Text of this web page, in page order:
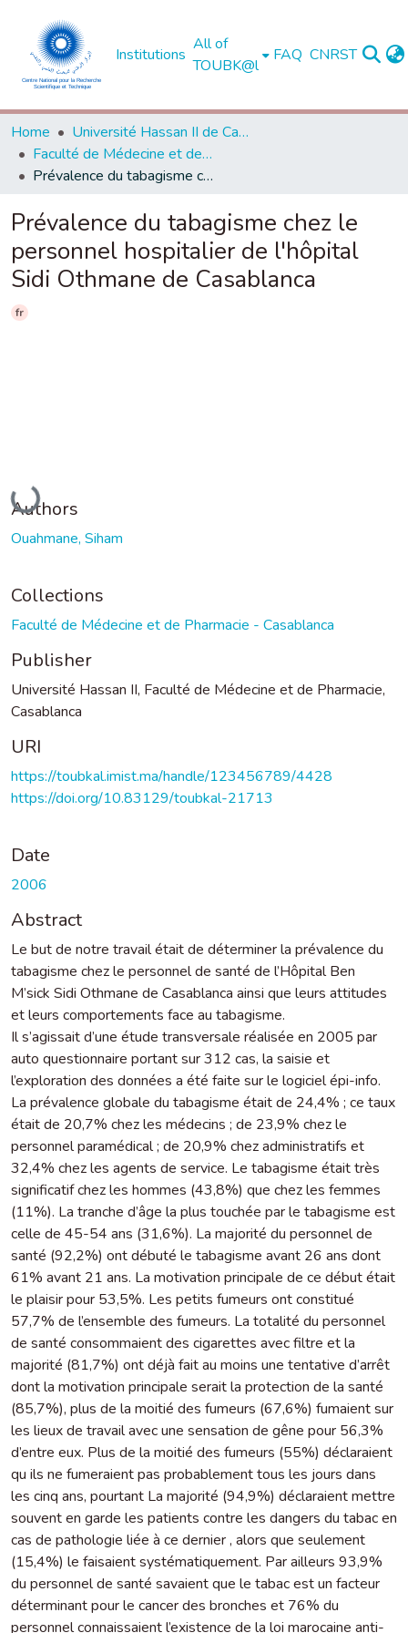
Institutions
All of
TOUBK@l
FAQ CNRST
Home
Université Hassan II de Casablanca
Faculté de Médecine et de Pharmacie - Casablanca
Prévalence du tabagisme chez le personnel hospitalier de l'hôpital Sidi Othmane de Casablanca
Prévalence du tabagisme chez le
personnel hospitalier de l'hôpital
Sidi Othmane de Casablanca
fr
Loading...
Authors
Ouahmane, Siham
Collections
Faculté de Médecine et de Pharmacie - Casablanca
Publisher
Université Hassan II, Faculté de Médecine et de Pharmacie,
Casablanca
URI
https://toubkal.imist.ma/handle/123456789/4428
https://doi.org/10.83129/toubkal-21713
Date
2006
Abstract
Le but de notre travail était de déterminer la prévalence du
tabagisme chez le personnel de santé de l’Hôpital Ben
M’sick Sidi Othmane de Casablanca ainsi que leurs attitudes
et leurs comportements face au tabagisme.
Il s’agissait d’une étude transversale réalisée en 2005 par
auto questionnaire portant sur 312 cas, la saisie et
l’exploration des données a été faite sur le logiciel épi-info.
La prévalence globale du tabagisme était de 24,4% ; ce taux
était de 20,7% chez les médecins ; de 23,9% chez le
personnel paramédical ; de 20,9% chez administratifs et
32,4% chez les agents de service. Le tabagisme était très
significatif chez les hommes (43,8%) que chez les femmes
(11%). La tranche d’âge la plus touchée par le tabagisme est
celle de 45-54 ans (31,6%). La majorité du personnel de
santé (92,2%) ont débuté le tabagisme avant 26 ans dont
61% avant 21 ans. La motivation principale de ce début était
le plaisir pour 53,5%. Les petits fumeurs ont constitué
57,7% de l’ensemble des fumeurs. La totalité du personnel
de santé consommaient des cigarettes avec filtre et la
majorité (81,7%) ont déjà fait au moins une tentative d’arrêt
dont la motivation principale serait la protection de la santé
(85,7%), plus de la moitié des fumeurs (67,6%) fumaient sur
les lieux de travail avec une sensation de gêne pour 56,3%
d’entre eux. Plus de la moitié des fumeurs (55%) déclaraient
qu ils ne fumeraient pas probablement tous les jours dans
les cinq ans, pourtant La majorité (94,9%) déclaraient mettre
souvent en garde les patients contre les dangers du tabac en
cas de pathologie liée à ce dernier , alors que seulement
(15,4%) le faisaient systématiquement. Par ailleurs 93,9%
du personnel de santé savaient que le tabac est un facteur
déterminant pour le cancer des bronches et 76% du
personnel connaissaient l’existence de la loi marocaine anti-